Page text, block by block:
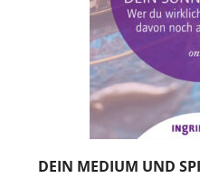
DEIN MEDIUM UND